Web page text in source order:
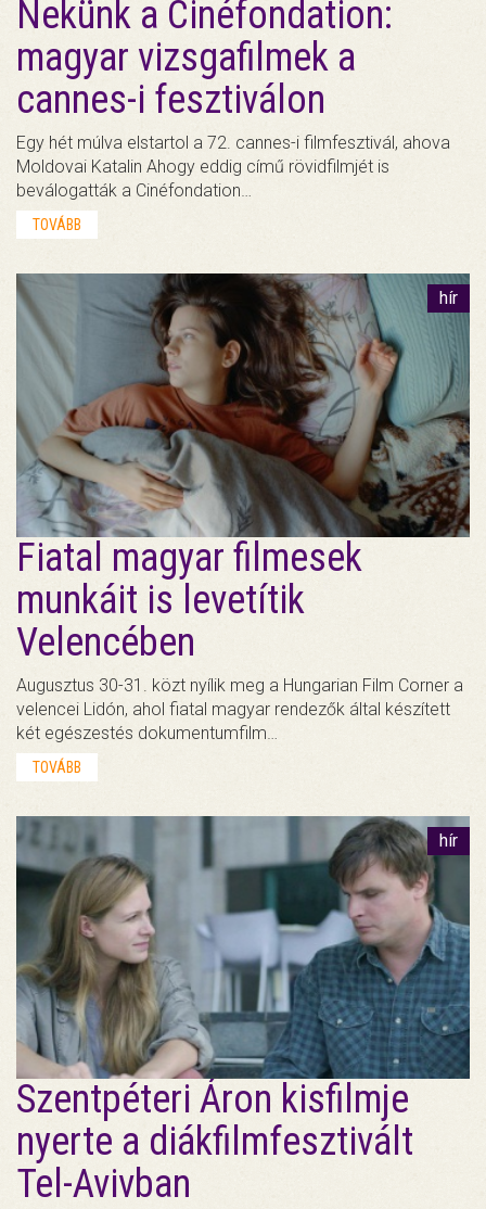
Nekünk a Cinéfondation:
magyar vizsgafilmek a
cannes-i fesztiválon
Egy hét múlva elstartol a 72. cannes-i filmfesztivál, ahova
Moldovai Katalin Ahogy eddig című rövidfilmjét is
beválogatták a Cinéfondation…
TOVÁBB
hír
Fiatal magyar filmesek
munkáit is levetítik
Velencében
Augusztus 30-31. közt nyílik meg a Hungarian Film Corner a
velencei Lidón, ahol fiatal magyar rendezők által készített
két egészestés dokumentumfilm…
TOVÁBB
hír
Szentpéteri Áron kisfilmje
nyerte a diákfilmfesztivált
Tel-Avivban